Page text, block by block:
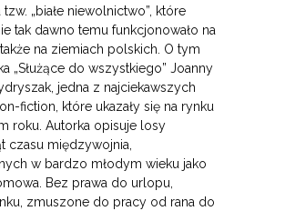
tzw. „białe niewolnictwo”, które
tak dawno temu funkcjonowało na
na ziemiach polskich. O tym
„Służące do wszystkiego” Joanny
jedna z najciekawszych
fiction, które ukazały się na rynku
roku. Autorka opisuje losy
czasu międzywojnia,
w bardzo młodym wieku jako
Bez prawa do urlopu,
zmuszone do pracy od rana do